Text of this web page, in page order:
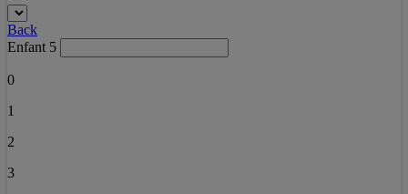
Back
Enfant 5
0
1
2
3